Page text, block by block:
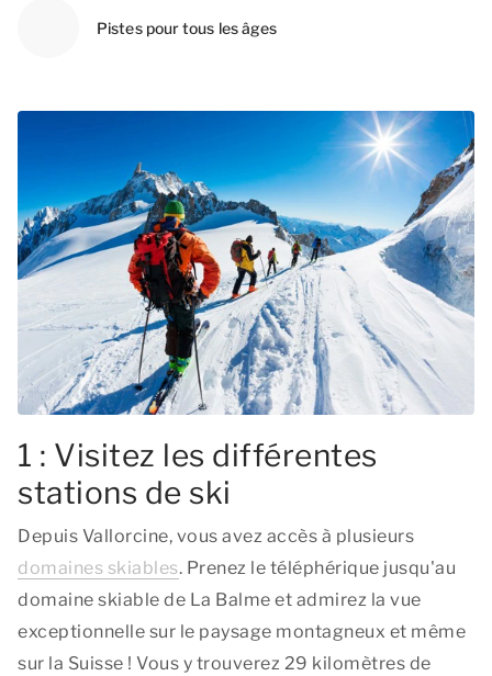
Pistes pour tous les âges
1 : Visitez les différentes
stations de ski
Depuis Vallorcine, vous avez accès à plusieurs
domaines skiables. Prenez le téléphérique jusqu'au
domaine skiable de La Balme et admirez la vue
exceptionnelle sur le paysage montagneux et même
sur la Suisse ! Vous y trouverez 29 kilomètres de